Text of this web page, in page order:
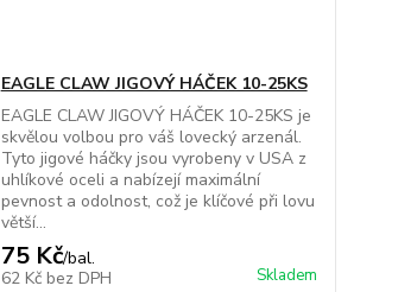
EAGLE CLAW JIGOVÝ HÁČEK 10-25KS
EAGLE CLAW JIGOVÝ HÁČEK 10-25KS je
skvělou volbou pro váš lovecký arzenál.
Tyto jigové háčky jsou vyrobeny v USA z
uhlíkové oceli a nabízejí maximální
pevnost a odolnost, což je klíčové při lovu
větší...
75 Kč/bal.
62 Kč bez DPH Skladem